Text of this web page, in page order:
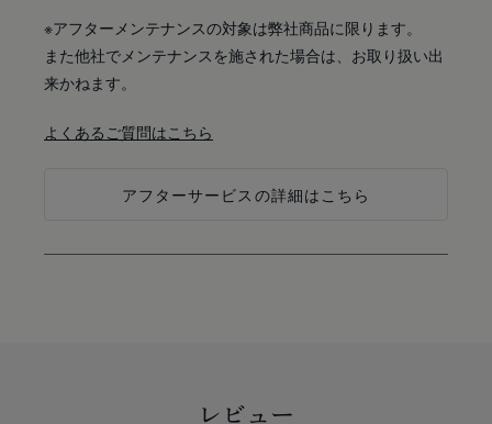
※アフターメンテナンスの対象は弊社商品に限ります。
また他社でメンテナンスを施された場合は、お取り扱い出
来かねます。
よくあるご質問はこちら
アフターサービスの詳細はこちら
レビュー